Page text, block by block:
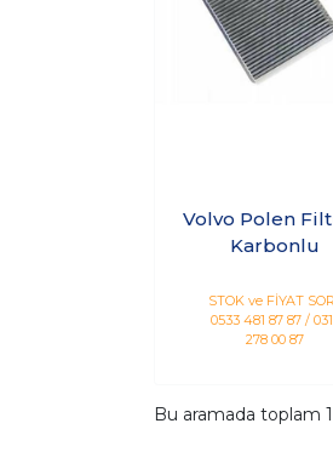
Volvo Polen
Karbonlu
STOK ve FİYAT
0533 481 87 87 /
278 00 87
Bu aramada toplam 1